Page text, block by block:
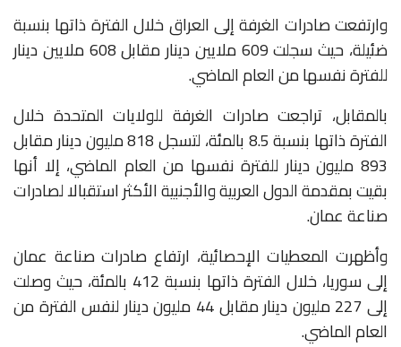
وارتفعت صادرات الغرفة إلى العراق خلال الفترة ذاتها بنسبة
ضئيلة، حيث سجلت 609 ملايين دينار مقابل 608 ملايين دينار
للفترة نفسها من العام الماضي.
بالمقابل، تراجعت صادرات الغرفة للولايات المتحدة خلال
الفترة ذاتها بنسبة 8.5 بالمئة، لتسجل 818 مليون دينار مقابل
893 مليون دينار للفترة نفسها من العام الماضي، إلا أنها
بقيت بمقدمة الدول العربية والأجنبية الأكثر استقبالا لصادرات
صناعة عمان.
وأظهرت المعطيات الإحصائية، ارتفاع صادرات صناعة عمان
إلى سوريا، خلال الفترة ذاتها بنسبة 412 بالمئة، حيث وصلت
إلى 227 مليون دينار مقابل 44 مليون دينار لنفس الفترة من
العام الماضي.